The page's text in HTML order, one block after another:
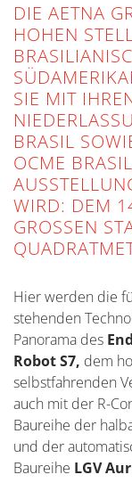
DIE AETNA
HOHEN
SIE MIT
BRASIL
OCME
WIRD: DEM
GROSSEN
Hier werden die
stehenden
Panorama des
Robot S7, dem
selbstfahrenden
auch mit der R-
Baureihe der
und der
Baureihe LGV